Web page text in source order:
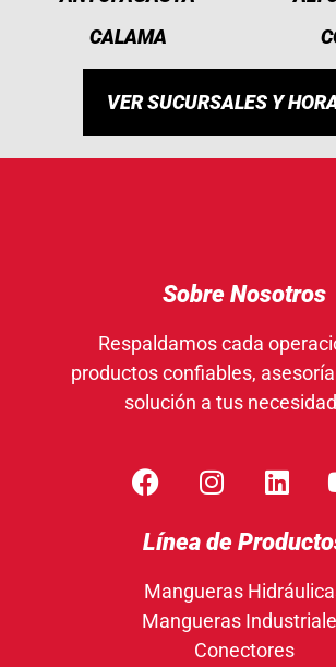
CALAMA
VER SUCURSALES Y
Sobre Nosotros
Respaldamos cada
productos confiables,
solución a tus
Línea de
Mangueras
Mangueras
Conectores